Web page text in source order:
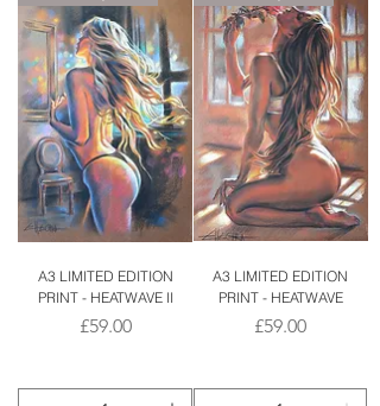
A3 LIMITED EDITION
PRINT - HEATWAVE II
ราคา
£59.00
A3 LIMITED EDITION
PRINT - HEATWAVE
ราคา
£59.00